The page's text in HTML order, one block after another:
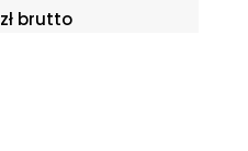
złbrutto